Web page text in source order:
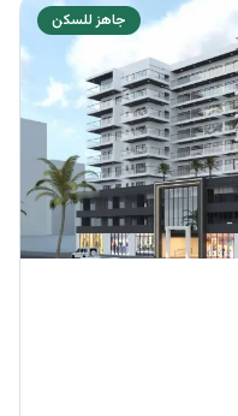
جاهز للسكن